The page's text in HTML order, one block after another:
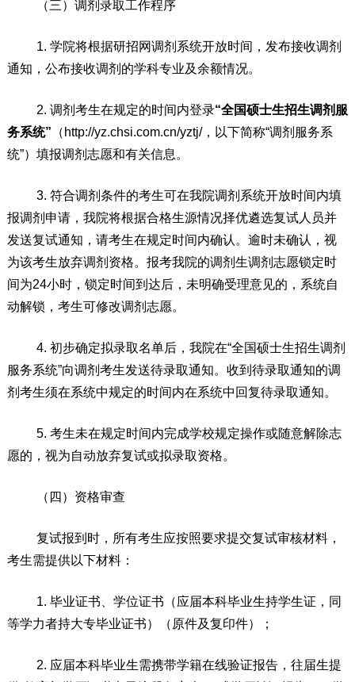
（三） 调剂录取工作程序
1. 学院将根据研招网调剂系统开放时间， 发布接收调剂
通知，公布接收调剂的学科专业及余额情况。
2. 调剂考生在规定的时间内登录“全国硕士生招生调剂服
务系统” （ http://yz.chsi.com.cn/yztj/，以下简称“调剂服务系
统”）填报调剂志愿和有关信息。
3. 符合调剂条件的考生可在我院调剂系统开放时间内填
报调剂申请，我院将根据合格生源情况择优遴选复试人员并
发送复试通知，请考生在规定时间内确认。 逾时未确认，视
为该考生放弃调剂资格。报考我院的调剂生调剂志愿锁定时
间为24小时，锁定时间到达后，未明确受理意见的 ，系统自
动解锁，考生可修改调剂志愿。
4. 初步确定拟录取名单后， 我院在“全国硕士生招生调剂
服务系统”向调剂考生发送待录取通知。收到待录取通知的调
剂考生须在系统中规定的时间内在系统中回复待录取通知。
5. 考生未在规定时间内完成学校规定操作或随意解除志
愿的，视为自动放弃复试或拟录取资格。
（四） 资格审查
复试报到时，所有考生应按照要求提交复试审核材料，
考生需提供以下材料：
1. 毕业证书、学位证书（应届本科毕业生持学生证，同
等学力者持大专毕业证书）（ 原件及复印件） ；
2. 应届本科毕业生需携带学籍在线验证报告，往届生提